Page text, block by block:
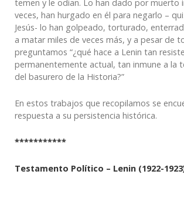
temen y le odian. Lo han dado por muerto
veces, han hurgado en él para negarlo –
Jesús- lo han golpeado, torturado,
a matar miles de veces más, y a pesar de
preguntamos “¿qué hace a Lenin tan
permanentemente actual, tan inmune a la
del basurero de la Historia?”
En estos trabajos que recopilamos se
respuesta a su persistencia histórica.
***********
Testamento Político – Lenin (1922-